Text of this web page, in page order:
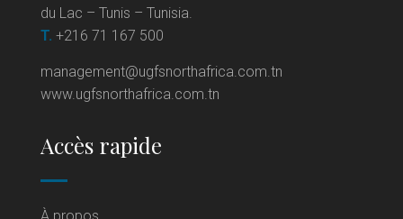
du Lac – Tunis – Tunisia.
T. +216 71 167 500
management@ugfsnorthafrica.com.tn
www.ugfsnorthafrica.com.tn
Accès rapide